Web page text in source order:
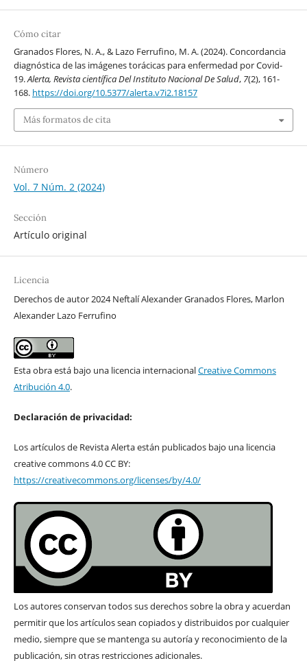
Cómo citar
Granados Flores, N. A., & Lazo Ferrufino, M. A. (2024). Concordancia
diagnóstica de las imágenes torácicas para enfermedad por Covid-
19.Alerta, Revista científica Del Instituto Nacional De Salud, 7(2), 161-
168. https://doi.org/10.5377/alerta.v7i2.18157
Más formatos de cita
Número
Vol. 7 Núm. 2 (2024)
Sección
Artículo original
Licencia
Derechos de autor 2024 Neftalí Alexander Granados Flores, Marlon
Alexander Lazo Ferrufino
Esta obra está bajo una licencia internacionalCreative Commons
Atribución 4.0.
Declaración de privacidad:
Los artículos de Revista Alerta están publicados bajo una licencia
creative commons 4.0 CC BY:
https://creativecommons.org/licenses/by/4.0/
Los autores conservan todos sus derechos sobre la obra y acuerdan
permitir que los artículos sean copiados y distribuidos por cualquier
medio, siempre que se mantenga su autoría y reconocimiento de la
publicación, sin otras restricciones adicionales.